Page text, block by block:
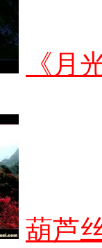
《月
葫芦